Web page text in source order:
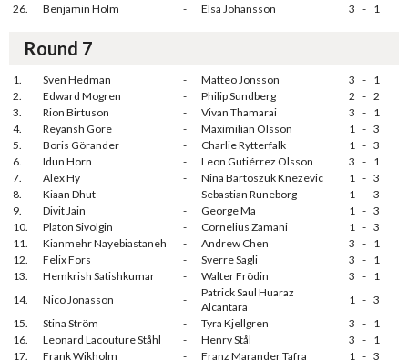
26.
Benjamin Holm - Elsa Johansson 3 - 1
Round 7
1. Sven Hedman - Matteo Jonsson 3 - 1
2.
Edward Mogren - Philip Sundberg 2 - 2
3.
Rion Birtuson - Vivan Thamarai 3 - 1
4.
Reyansh Gore - Maximilian Olsson 1 - 3
5.
Boris Görander - Charlie Rytterfalk 1 - 3
6.
Idun Horn - Leon Gutiérrez Olsson 3 - 1
7.
Alex Hy - Nina Bartoszuk Knezevic 1 - 3
8.
Kiaan Dhut - Sebastian Runeborg 1 - 3
9.
Divit Jain - George Ma 1 - 3
10.
Platon Sivolgin - Cornelius Zamani 1 - 3
11.
Kianmehr Nayebiastaneh - Andrew Chen 3 - 1
12.
Felix Fors - Sverre Sagli 3 - 1
13.
Hemkrish Satishkumar - Walter Frödin 3 - 1
14.
Nico Jonasson -
Patrick Saul Huaraz
Alcantara
1 - 3
15.
Stina Ström - Tyra Kjellgren 3 - 1
16.
Leonard Lacouture Ståhl - Henry Stål 3 - 1
17.
Frank Wikholm - Franz Marander Tafra 1 - 3